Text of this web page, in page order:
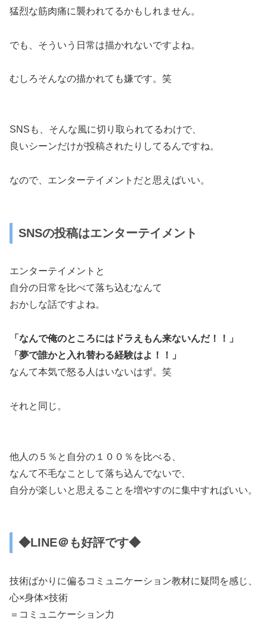
猛烈な筋肉痛に襲われてるかもしれません。
でも、そういう日常は描かれないですよね。
むしろそんなの描かれても嫌です。笑
SNSも、そんな風に切り取られてるわけで、
良いシーンだけが投稿されたりしてるんですね。
なので、エンターテイメントだと思えばいい。
SNSの投稿はエンターテイメント
エンターテイメントと
自分の日常を比べて落ち込むなんて
おかしな話ですよね。
「なんで俺のところにはドラえもん来ないんだ！！」
「夢で誰かと入れ替わる経験はよ！！」
なんて本気で怒る人はいないはず。笑
それと同じ。
他人の５％と自分の１００％を比べる、
なんて不毛なことして落ち込んでないで、
自分が楽しいと思えることを増やすのに集中すればいい。
◆LINE＠も好評です◆
技術ばかりに偏るコミュニケーション教材に疑問を感じ、
心×身体×技術
＝コミュニケーション力